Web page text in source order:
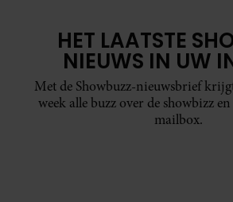
HET LAATSTE
NIEUWS IN UW
Met de Showbuzz-nieuwsbrief
week alle buzz over de showbizz
mailbox.